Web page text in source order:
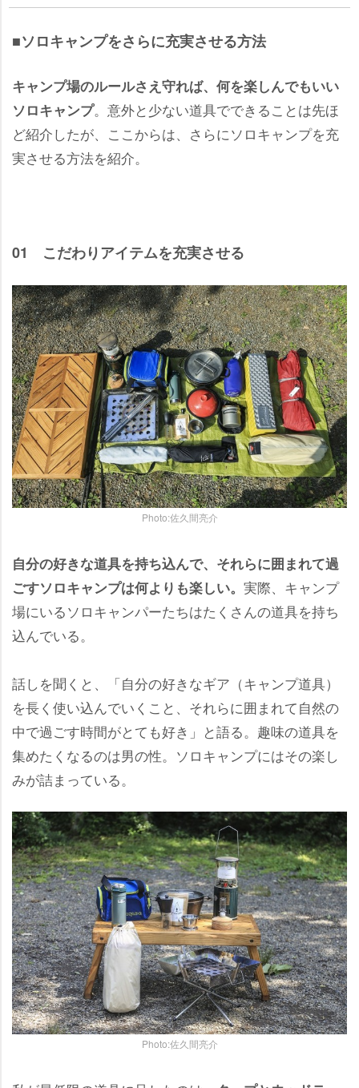
■ソロキャンプをさらに充実させる方法
キャンプ場のルールさえ守れば、何を楽しんでもいい
ソロキャンプ。意外と少ない道具でできることは先ほ
ど紹介したが、ここからは、さらにソロキャンプを充
実させる方法を紹介。
01 こだわりアイテムを充実させる
Photo:佐久間亮介
自分の好きな道具を持ち込んで、それらに囲まれて過
ごすソロキャンプは何よりも楽しい。 実際、キャンプ
場にいるソロキャンパーたちはたくさんの道具を持ち
込んでいる。
話しを聞くと、「自分の好きなギア（キャンプ道具）
を長く使い込んでいくこと、それらに囲まれて自然の
中で過ごす時間がとても好き」と語る。趣味の道具を
集めたくなるのは男の性。ソロキャンプにはその楽し
みが詰まっている。
Photo:佐久間亮介